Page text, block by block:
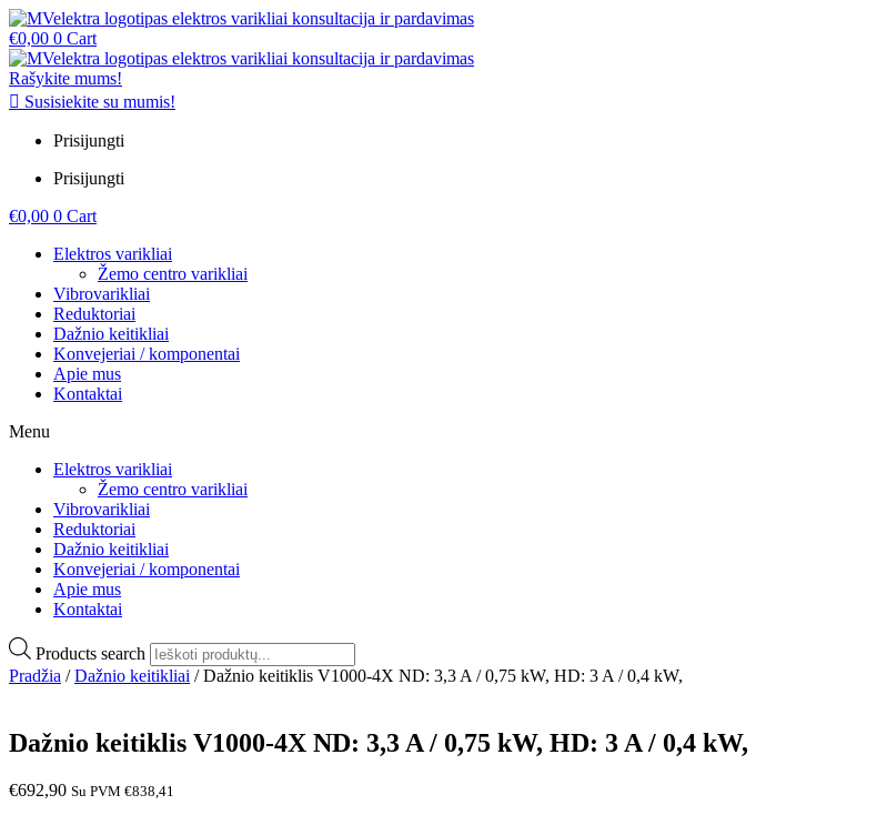
€0,00 0 Cart
Rašykite mums!
Susisiekite su mumis!
Prisijungti
Prisijungti
€0,00 0 Cart
Elektros varikliai
Žemo centro varikliai
Vibrovarikliai
Reduktoriai
Dažnio keitikliai
Konvejeriai / komponentai
Apie mus
Kontaktai
Menu
Elektros varikliai
Žemo centro varikliai
Vibrovarikliai
Reduktoriai
Dažnio keitikliai
Konvejeriai / komponentai
Apie mus
Kontaktai
Products search
Pradžia /Dažnio keitikliai / Dažnio keitiklis V1000-4X ND: 3,3 A / 0,75 kW, HD: 3 A / 0,4 kW,
Dažnio keitiklis V1000-4X ND: 3,3 A / 0,75 kW, HD: 3 A / 0,4 kW,
€692,90 Su PVM €838,41